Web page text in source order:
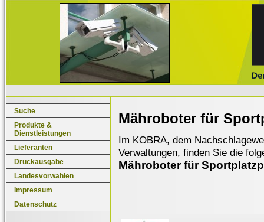
Suche
Produkte &
Dienstleistungen
Lieferanten
Druckausgabe
Landesvorwahlen
Impressum
Datenschutz
Mähroboter für
Im KOBRA, dem
Verwaltungen, finden Sie die
Mähroboter für